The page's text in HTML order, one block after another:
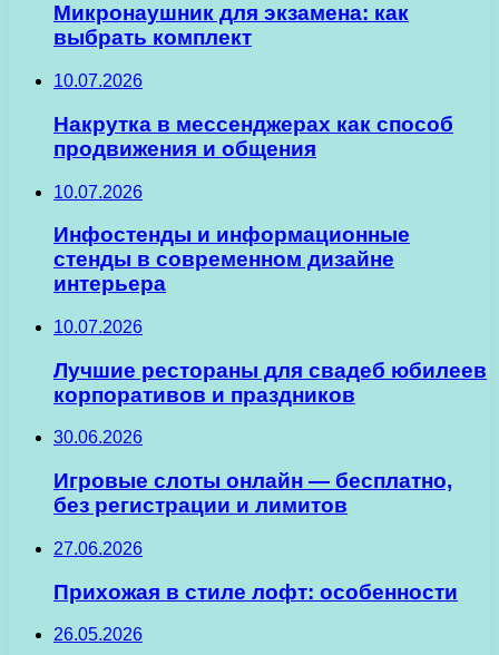
Микронаушник для экзамена: как
выбрать комплект
10.07.2026
Накрутка в мессенджерах как способ
продвижения и общения
10.07.2026
Инфостенды и информационные
стенды в современном дизайне
интерьера
10.07.2026
Лучшие рестораны для свадеб юбилеев
корпоративов и праздников
30.06.2026
Игровые слоты онлайн — бесплатно,
без регистрации и лимитов
27.06.2026
Прихожая в стиле лофт: особенности
26.05.2026